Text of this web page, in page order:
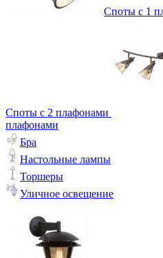
Споты с 1
Споты с 2 плафонами
плафонами
Бра
Настольные лампы
Торшеры
Уличное освещение